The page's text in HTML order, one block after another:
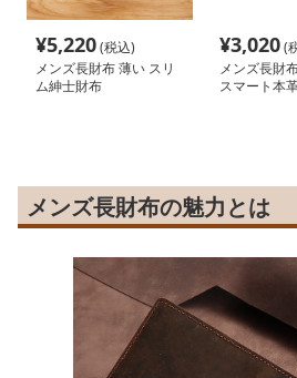
¥5,220(税込)
メンズ長財布 薄い スリ
ム紳士財布
¥3,020(
メンズ長財
スマート本
メンズ長財布の魅力とは